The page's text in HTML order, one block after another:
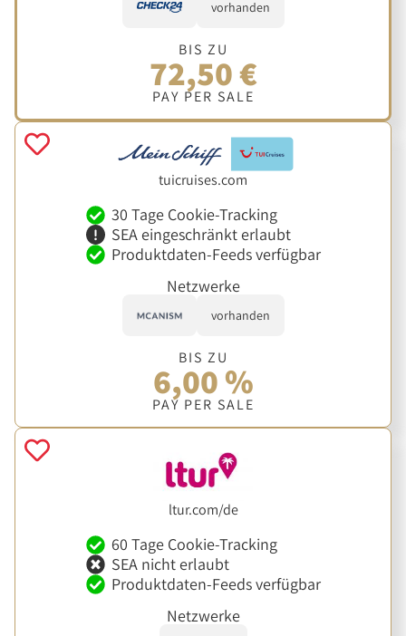
vorhanden
BIS ZU
72,50 €
PAY PER SALE
tuicruises.com
30 Tage Cookie-Tracking
SEA eingeschränkt erlaubt
Produktdaten-Feeds verfügbar
Netzwerke
vorhanden
BIS ZU
6,00 %
PAY PER SALE
ltur.com/de
60 Tage Cookie-Tracking
SEA nicht erlaubt
Produktdaten-Feeds verfügbar
Netzwerke